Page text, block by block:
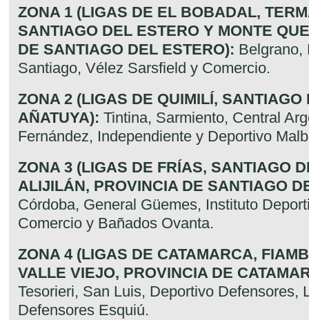
ZONA 1 (LIGAS DE EL BOBADAL,
SANTIAGO DEL ESTERO Y MONTE
DE SANTIAGO DEL ESTERO): Belgrano,
Santiago, Vélez Sarsfield y Comercio.
ZONA 2 (LIGAS DE QUIMILÍ, SANTIAGO
AÑATUYA): Tintina, Sarmiento, Central
Fernández, Independiente y Deportivo
ZONA 3 (LIGAS DE FRÍAS, SANTIAGO
ALIJILÁN, PROVINCIA DE SANTIAGO
Córdoba, General Güemes, Instituto
Comercio y Bañados Ovanta.
ZONA 4 (LIGAS DE CATAMARCA,
VALLE VIEJO, PROVINCIA DE
Tesorieri, San Luis, Deportivo Defensores,
Defensores Esquiú.